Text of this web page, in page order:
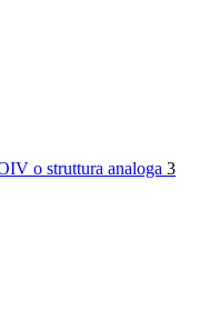
o struttura analoga 3